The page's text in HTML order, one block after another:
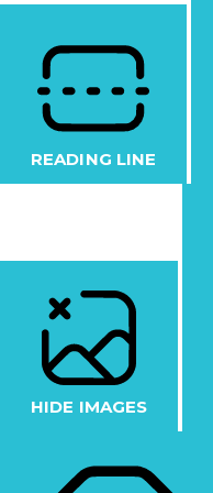
READING LINE
HIDE IMAGES